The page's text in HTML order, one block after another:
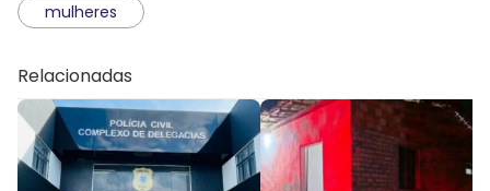
mulheres
Relacionadas